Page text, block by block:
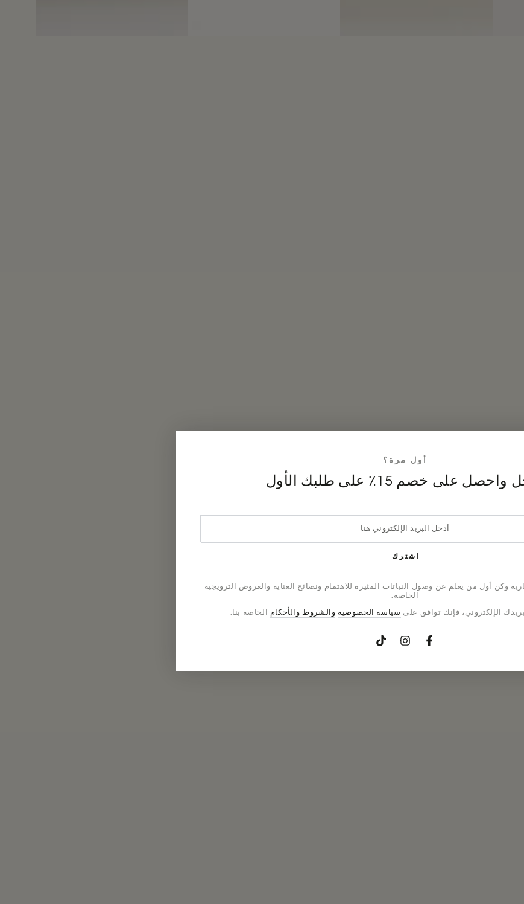
أول مرة؟
على خصم 15٪ على طلبك الأول
اشترك
وكن أول من يعلم عن وصول النباتات المثيرة للاهتمام ونصائح العناية والعروض الترويجية
الخاصة.
الإلكتروني، فإنك توافق على سياسة الخصوصية والشروط والأحكام الخاصة بنا.
فيسبوكإنستغرامTikTok